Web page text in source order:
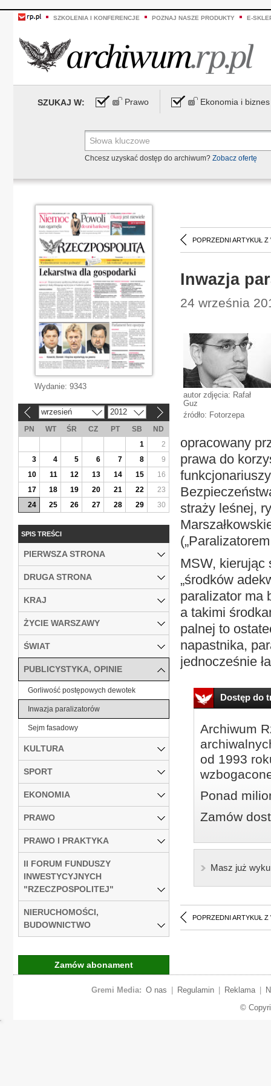
SZKOLENIA I KONFERENCJE POZNAJ NASZE PRODUKTY E-
SZUKAJ W: Prawo Ekonomia i biznes
Chcesz uzyskać dostęp do archiwum? Zobacz ofertę
POPRZEDNI ARTYKUŁ Z
Inwazja
24 września
autor zdjęcia: Rafał
Guz
źródło: Fotorzepa
opracowany
prawa do
straży leśnej,
MSW, kierując
„środków
paralizator ma
a takimi
palnej to
napastnika,
jednocześnie
Dostęp do
Archiwum
od 1993
Ponad
Zamów
Masz już
POPRZEDNI ARTYKUŁ Z
Wydanie: 9343
wrzesień 2012
PN WT ŚR CZ PT SB
ND
1
2
3
4 5 6 7 8
9
10
11 12 13 14 15
16
17
18 19 20 21 22
23
24
25 26 27 28 29 30
SPIS TREŚCI
PIERWSZA STRONA
DRUGA STRONA
KRAJ
ŻYCIE WARSZAWY
ŚWIAT
PUBLICYSTYKA, OPINIE
Gorliwość postępowych dewotek
Inwazja paralizatorów
Sejm fasadowy
KULTURA
SPORT
EKONOMIA
PRAWO
PRAWO I PRAKTYKA
II FORUM FUNDUSZY
INWESTYCYJNYCH
"RZECZPOSPOLITEJ"
NIERUCHOMOŚCI,
BUDOWNICTWO
Zamów abonament
Gremi Media: O nas Regulamin Reklama
©